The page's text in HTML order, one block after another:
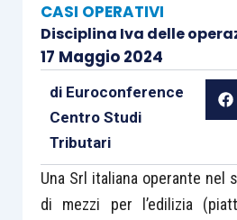
CASI OPERATIVI
Disciplina Iva delle
17 Maggio 2024
di Euroconference
Centro Studi
Tributari
Una Srl italiana operante nel
di mezzi per l’edilizia